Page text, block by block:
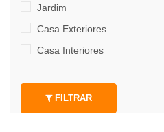
Jardim
Casa Exteriores
Casa Interiores
FILTRAR